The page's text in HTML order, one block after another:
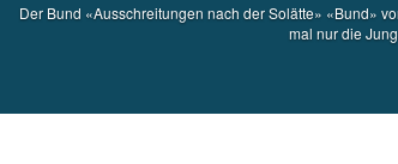
Der Bund «Ausschreitungen nach der Solätte» «Bund»
mal nur die